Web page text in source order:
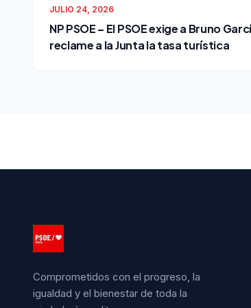
JULIO 24, 2026
NP PSOE – El PSOE exige a Bruno
reclame a la Junta la tasa turística
Comprometidos con el progreso, la
igualdad y el bienestar de toda la